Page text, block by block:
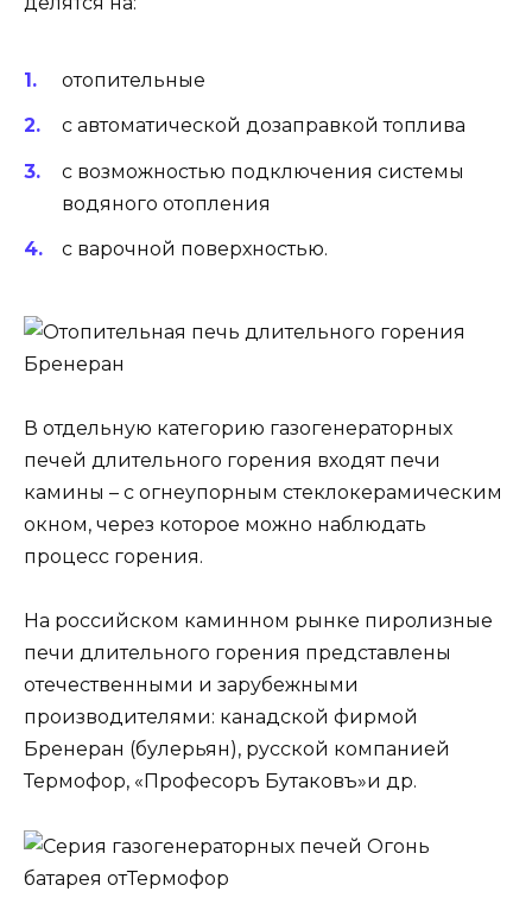
отопительные
с автоматической дозаправкой топлива
с возможностью подключения системы
водяного отопления
с варочной поверхностью.
В отдельную категорию газогенераторных
печей длительного горения входят печи
камины – с огнеупорным стеклокерамическим
окном, через которое можно наблюдать
процесс горения.
На российском каминном рынке пиролизные
печи длительного горения представлены
отечественными и зарубежными
производителями: канадской фирмой
Бренеран (булерьян), русской компанией
Термофор, «Професоръ Бутаковъ»и др.